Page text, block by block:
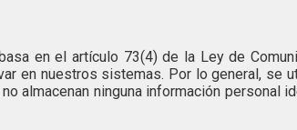
en el artículo 73(4) de la Ley de
en nuestros sistemas. Por lo general, se
almacenan ninguna información personal